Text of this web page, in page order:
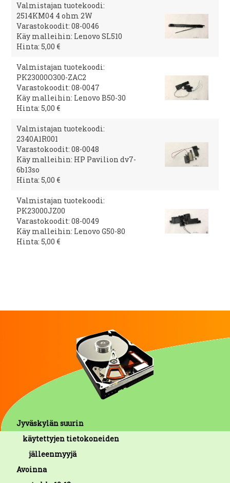
Valmistajan tuotekoodi:
2514KM04 4 ohm 2W
Varastokoodit: 08-0046
Käy malleihin: Lenovo SL510
Hinta: 5,00 €
Valmistajan tuotekoodi:
PK23000O300-ZAC2
Varastokoodit: 08-0047
Käy malleihin: Lenovo B50-30
Hinta: 5,00 €
Valmistajan tuotekoodi:
2340A1R001
Varastokoodit: 08-0048
Käy malleihin: HP Pavilion dv7-
6b13so
Hinta: 5,00 €
Valmistajan tuotekoodi:
PK23000JZ00
Varastokoodit: 08-0049
Käy malleihin: Lenovo G50-80
Hinta: 5,00 €
Jyväskylän suurin
käytettyjen tietokoneiden
jälleenmyyjä
Avoinna